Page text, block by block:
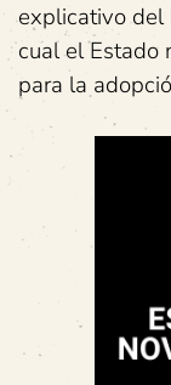
explicativo
cual el Estado
para la